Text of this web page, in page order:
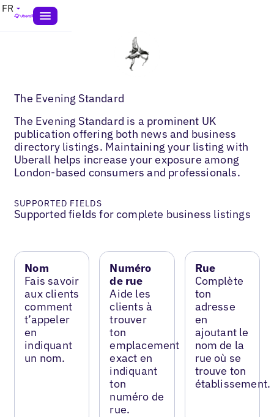
FR
The Evening Standard
The Evening Standard is a prominent UK
publication offering both news and business
directory listings. Maintaining your listing with
Uberall helps increase your exposure among
London-based consumers and professionals.
SUPPORTED FIELDS
Supported fields for complete business listings
Nom
Fais savoir
aux clients
comment
t’appeler
en
indiquant
un nom.
Numéro
de rue
Aide les
clients à
trouver
ton
emplacement
exact en
indiquant
ton
numéro de
rue.
Rue
Complète
ton
adresse
en
ajoutant le
nom de la
rue où se
trouve ton
établissement.